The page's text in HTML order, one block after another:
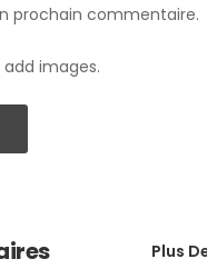
prochain commentaire.
images.
Plus